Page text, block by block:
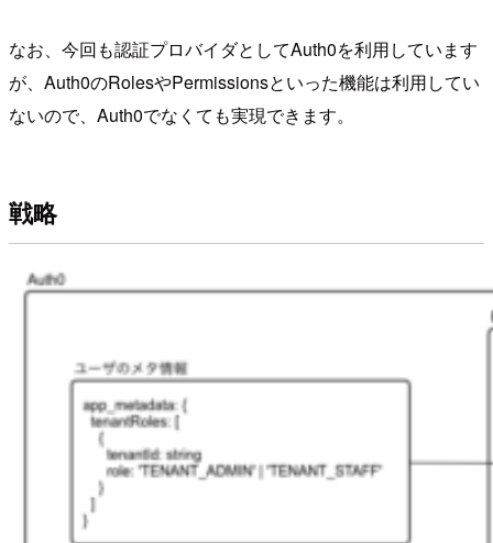
なお、今回も認証プロバイダとしてAuth0を利用しています
が、Auth0のRolesやPermissionsといった機能は利用してい
ないので、Auth0でなくても実現できます。
戦略